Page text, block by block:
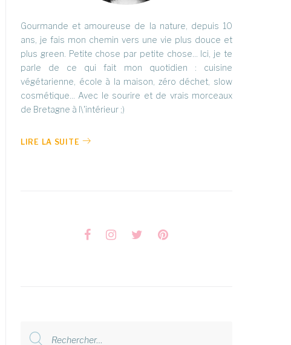
Gourmande et amoureuse de la nature, depuis 10
ans, je fais mon chemin vers une vie plus douce et
plus green. Petite chose par petite chose... Ici, je te
parle de ce qui fait mon quotidien : cuisine
végétarienne, école à la maison, zéro déchet, slow
cosmétique... Avec le sourire et de vrais morceaux
de Bretagne à l\'intérieur ;)
LIRE LA SUITE